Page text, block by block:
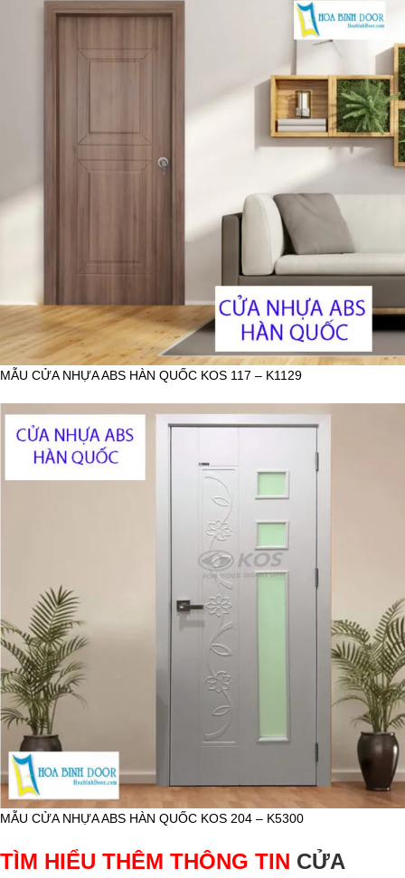
MẪU CỬA NHỰA ABS HÀN QUỐC KOS 117 – K1129
MẪU CỬA NHỰA ABS HÀN QUỐC KOS 204 – K5300
TÌM HIỂU THÊM THÔNG TIN CỬA